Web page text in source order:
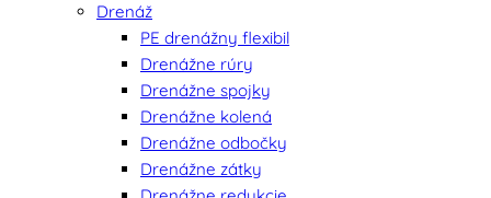
Drenáž
PE drenážny flexibil
Drenážne rúry
Drenážne spojky
Drenážne kolená
Drenážne odbočky
Drenážne zátky